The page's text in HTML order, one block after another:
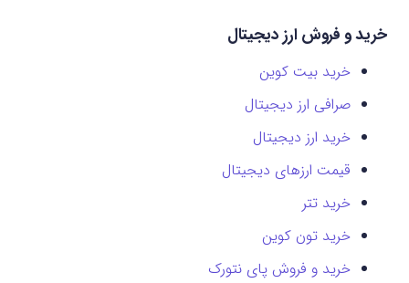
خرید و فروش ارز دیجیتال
خرید بیت کوین
صرافی ارز دیجیتال
خرید ارز دیجیتال
قیمت ارزهای دیجیتال
خرید تتر
خرید تون کوین
خرید و فروش پای نتورک